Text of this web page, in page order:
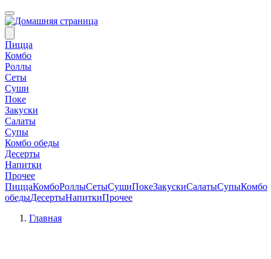
Пицца
Комбо
Роллы
Сеты
Суши
Поке
Закуски
Салаты
Супы
Комбо обеды
Десерты
Напитки
Прочее
ПиццаКомбоРоллыСетыСушиПокеЗакускиСалатыСупыКомбо
обедыДесертыНапиткиПрочее
Главная